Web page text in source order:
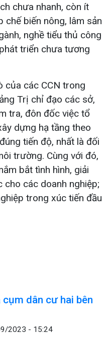
chưa nhanh, còn ít
chế biến nông, lâm sản
nghề tiểu thủ công
triển chưa tương
của các CCN trong
Trị chỉ đạo các sở,
tra, đôn đốc việc tổ
dựng hạ tầng theo
tiến độ, nhất là đối
trường. Cùng với đó,
bắt tình hình, giải
cho các doanh nghiệp;
trong xúc tiến đầu
dân cư hai bên
2023 - 15:24